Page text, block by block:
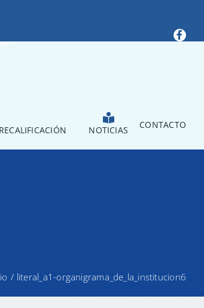
NOTICIAS CONTACTO
/ literal_a1-organigrama_de_la_institucion6